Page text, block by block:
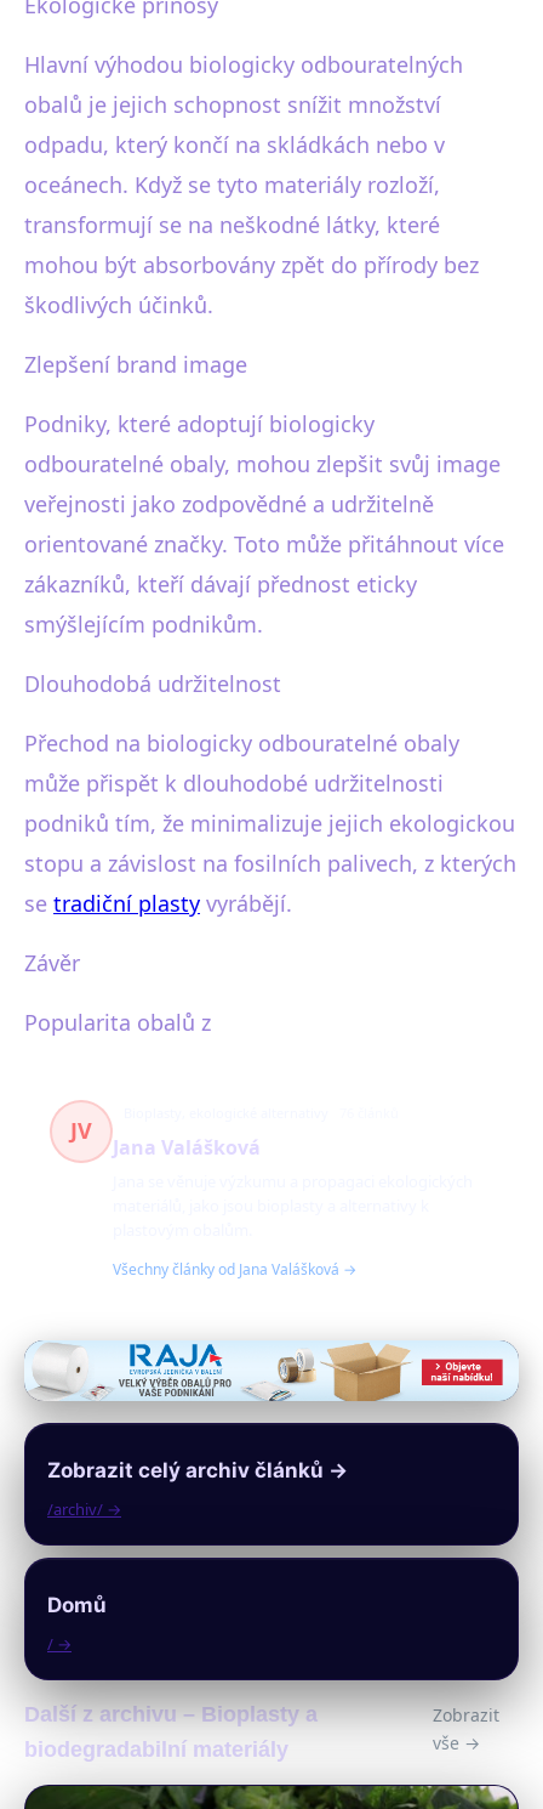
Hlavní výhodou biologicky odbouratelných
obalů je jejich schopnost snížit množství
odpadu, který končí na skládkách nebo v
oceánech. Když se tyto materiály rozloží,
transformují se na neškodné látky, které
mohou být absorbovány zpět do přírody bez
škodlivých účinků.
Zlepšení brand image
Podniky, které adoptují biologicky
odbouratelné obaly, mohou zlepšit svůj image
veřejnosti jako zodpovědné a udržitelně
orientované značky. Toto může přitáhnout více
zákazníků, kteří dávají přednost eticky
smýšlejícím podnikům.
Dlouhodobá udržitelnost
Přechod na biologicky odbouratelné obaly
může přispět k dlouhodobé udržitelnosti
podniků tím, že minimalizuje jejich ekologickou
stopu a závislost na fosilních palivech, z kterých
se tradiční plasty vyrábějí.
Závěr
Popularita obalů z
JV
Jana Valášková
Všechny články od Jana Valášková →
Zobrazit celý archiv článků →
/archiv/ →
Domů
/ →
Další z archivu – Bioplasty a
biodegradabilní materiály
Zobrazit
vše →